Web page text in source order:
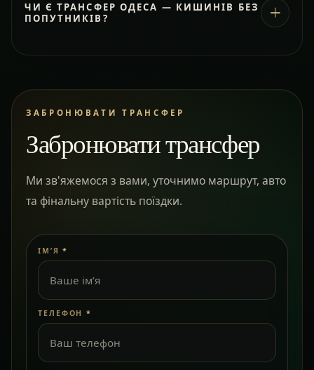
ЧИ Є ТРАНСФЕР ОДЕСА — КИШИНІВ БЕЗ
ПОПУТНИКІВ?
ЗАБРОНЮВАТИ ТРАНСФЕР
Забронювати трансфер
Ми зв'яжемося з вами, уточнимо маршрут, авто
та фінальну вартість поїздки.
ІМ’Я *
ТЕЛЕФОН *